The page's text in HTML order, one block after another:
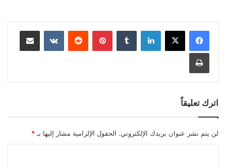
لينكدإن بينتيريست مشاركة عبر البريد
طباعة
اترك تعليقاً
لن يتم نشر عنوان بريدك الإلكتروني. الحقول الإلزامية مشار إليها بـ *